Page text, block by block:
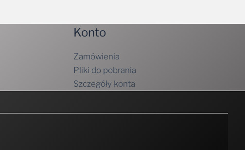
Konto
Zamówienia
Pliki do pobrania
Szczegóły konta